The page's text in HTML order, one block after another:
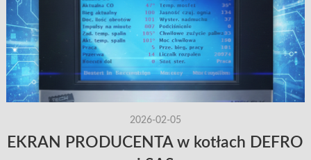
2026-02-05
EKRAN PRODUCENTA w kotłach DEFRO